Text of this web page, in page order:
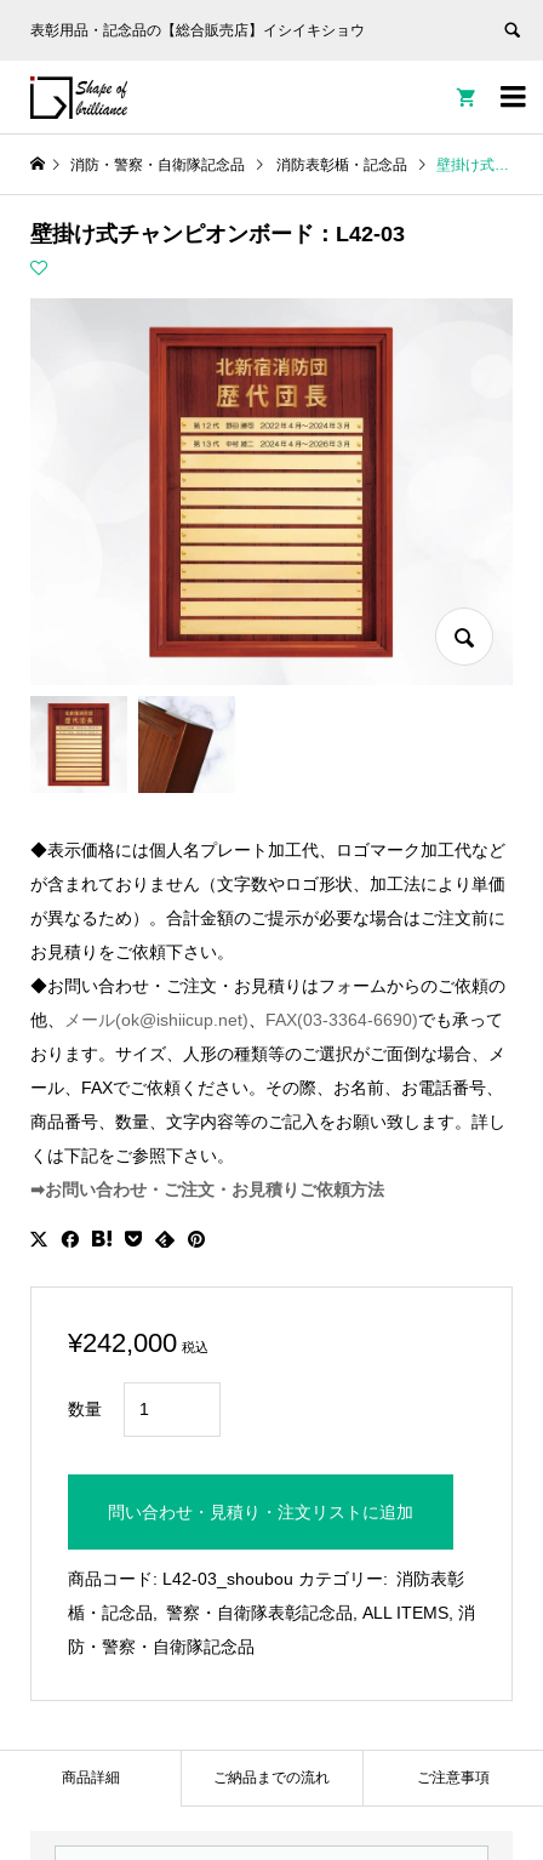
表彰用品・記念品の【総合販売店】イシイキショウ


消防・警察・自衛隊記念品 消防表彰楯・記念品 壁掛け式チャンピオンボード：L42-03
壁掛け式チャンピオンボード：L42-03
◆表示価格には個人名プレート加工代、ロゴマーク加工代など
が含まれておりません（文字数やロゴ形状、加工法により単価
が異なるため）。合計金額のご提示が必要な場合はご注文前に
お見積りをご依頼下さい。
◆お問い合わせ・ご注文・お見積りはフォームからのご依頼の
他、
メール(ok@ishiicup.net) FAX(03-3364-6690)でも承って
おります。サイズ、人形の種類等のご選択がご面倒な場合、メ
ール、FAXでご依頼ください。その際、お名前、お電話番号、
商品番号、数量、文字内容等のご記入をお願い致します。詳し
くは下記をご参照下さい。
➡お問い合わせ・ご注文・お見積りご依頼方法
¥242,000 税込
数量
掛
式
ン
ピ
ン
問い合わせ・見積り・注文リストに追加
商品コード: L42-03_shoubou カテゴリー: 消防表彰
楯・記念品
警察・自衛隊表彰記念品 ALL ITEMS, 消
防・警察・自衛隊記念品
商品詳細 ご納品までの流れ ご注意事項